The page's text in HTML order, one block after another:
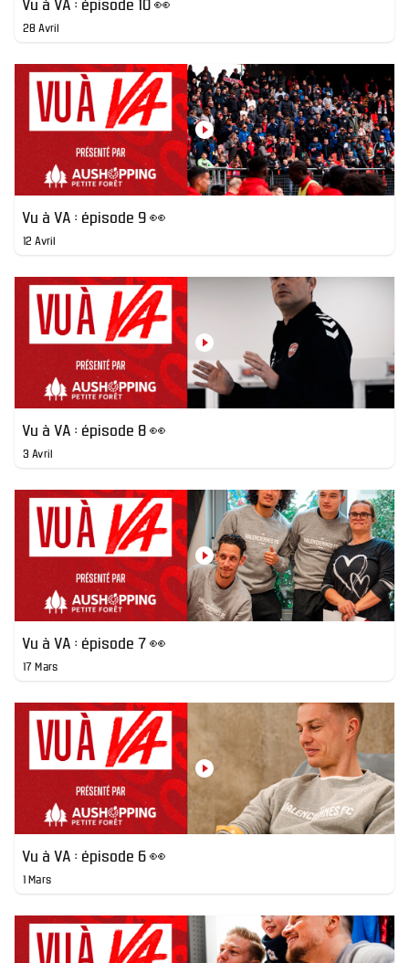
28 Avril
Vu à VA : épisode 9 👀
12 Avril
Vu à VA : épisode 8 👀
3 Avril
Vu à VA : épisode 7 👀
17 Mars
Vu à VA : épisode 6 👀
1 Mars